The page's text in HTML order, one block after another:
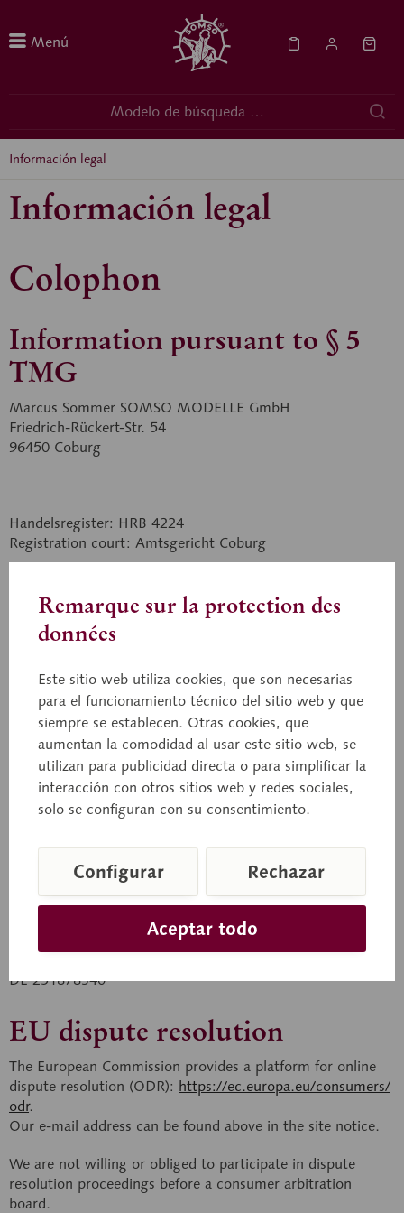
Menú
Información legal
Información legal
Colophon
Information pursuant to § 5
TMG
Marcus Sommer SOMSO MODELLE GmbH
Friedrich-Rückert-Str. 54
96450 Coburg
Handelsregister: HRB 4224
Registration court: Amtsgericht Coburg
Hans Sommer
Louis-Benedikt Sommer
Contact
Phone: +49 9561 85740
Telefax: +49 9561 857411
E-mail: somso@somso.de
Postal address
96418 Coburg
VAT ID
Sales tax identification number according to § 27 a of the
DE 251878340
EU dispute resolution
The European Commission provides a platform for online
dispute resolution (ODR): https://ec.europa.eu/consumers/
odr.
Our e-mail address can be found above in the site notice.
We are not willing or obliged to participate in dispute
resolution proceedings before a consumer arbitration
board.
Remarque sur la protection des
données
Este sitio web utiliza cookies, que son necesarias
para el funcionamiento técnico del sitio web y que
siempre se establecen. Otras cookies, que
aumentan la comodidad al usar este sitio web, se
utilizan para publicidad directa o para simplificar la
interacción con otros sitios web y redes sociales,
solo se configuran con su consentimiento.
Aceptar todo
Configurar Rechazar